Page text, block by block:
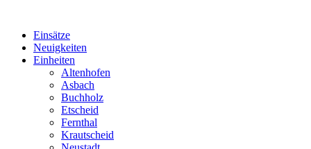
Einsätze
Neuigkeiten
Einheiten
Altenhofen
Asbach
Buchholz
Etscheid
Fernthal
Krautscheid